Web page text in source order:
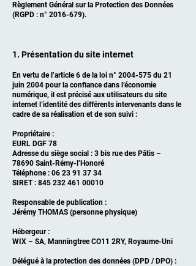
Règlement Général sur la Protection des Données
(RGPD : n° 2016-679).
1. Présentation du site internet
En vertu de l’article 6 de la loi n° 2004-575 du 21
juin 2004 pour la confiance dans l’économie
numérique, il est précisé aux utilisateurs du site
internet l’identité des différents intervenants dans le
cadre de sa réalisation et de son suivi :
Propriétaire :
EURL DGF 78
Adresse du siège social : 3 bis rue des Pâtis –
78690 Saint-Rémy-l’Honoré
Téléphone : 06 23 91 37 34
SIRET : 845 232 461 00010
Responsable de publication :
Jérémy THOMAS (personne physique)
Hébergeur :
WIX – SA, Manningtree CO11 2RY, Royaume-Uni
Délégué à la protection des données (DPD / DPO) :